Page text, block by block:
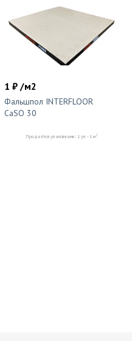
1 ₽ /м2
Фальшпол INTERFLOOR
CaSO 30
Продаётся упаковками: 1 уп. - 1 м2